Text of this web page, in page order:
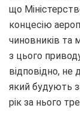
що
концесію
чиновників та
з цього
відповідно, не
який будують
рік за нього